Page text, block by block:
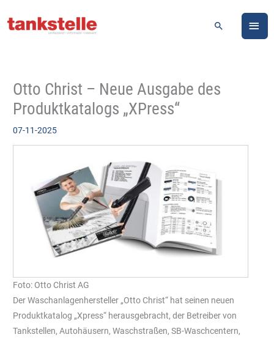
Inhalt
Suchen
Otto Christ – Neue Ausgabe des
Produktkatalogs „XPress“
07-11-2025
Foto: Otto Christ AG
Der Waschanlagenhersteller „Otto Christ“ hat seinen neuen
Produktkatalog „Xpress“ herausgebracht, der Betreiber von
Tankstellen, Autohäusern, Waschstraßen, SB-Waschcentern,